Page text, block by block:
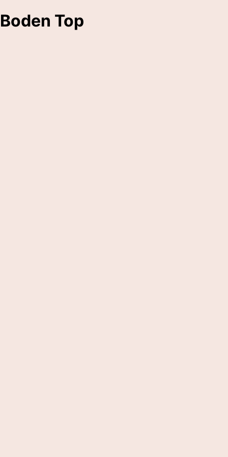
Boden Top